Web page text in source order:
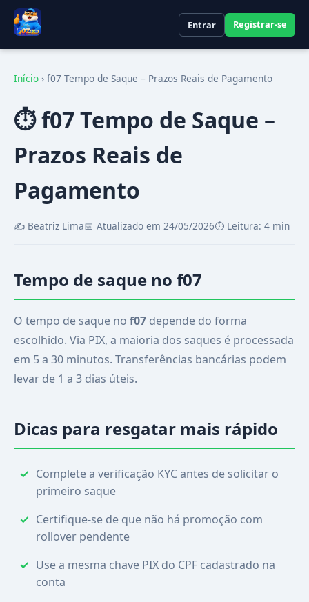
Entrar Registrar-se
Início › f07 Tempo de Saque – Prazos Reais de Pagamento
⏱️ f07 Tempo de Saque –
Prazos Reais de
Pagamento
✍️ Beatriz Lima📅 Atualizado em 24/05/2026⏱️ Leitura: 4 min
Tempo de saque no f07
O tempo de saque no f07 depende do forma
escolhido. Via PIX, a maioria dos saques é processada
em 5 a 30 minutos. Transferências bancárias podem
levar de 1 a 3 dias úteis.
Dicas para resgatar mais rápido
Complete a verificação KYC antes de solicitar o
primeiro saque
Certifique-se de que não há promoção com
rollover pendente
Use a mesma chave PIX do CPF cadastrado na
conta